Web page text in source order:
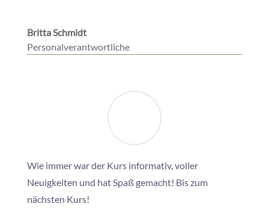
Britta Schmidt
Personalverantwortliche
Wie immer war der Kurs informativ, voller
Neuigkeiten und hat Spaß gemacht! Bis zum
nächsten Kurs!